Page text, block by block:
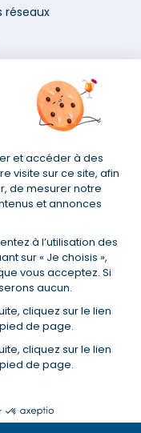
et accéder à des
visite sur ce site, afin
de mesurer notre
et annonces
à l’utilisation des
sur « Je choisis »,
vous acceptez. Si
aucun.
cliquez sur le lien
de page.
cliquez sur le lien
de page.
réseaux
votre profil
amortissable de 330
non cadre assuré à
fumeur et une personne
IPP, ITT, IPP) âgée de 35
connu. Au
banque 179,08 €/mois
au 14/07/2022 avec
: 15 117,65 €).
d'un montant fixé entre
entraîne l'allongement
du coût total du
directions
et votre demande.
Selon votre profil et
et votre demande.